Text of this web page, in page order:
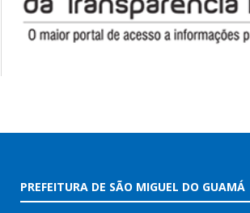
PREFEITURA DE SÃO MIGUEL DO GUAMÁ